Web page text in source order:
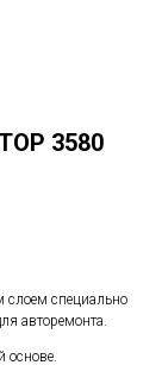
3580
слоем специально
авторемонта.
основе.